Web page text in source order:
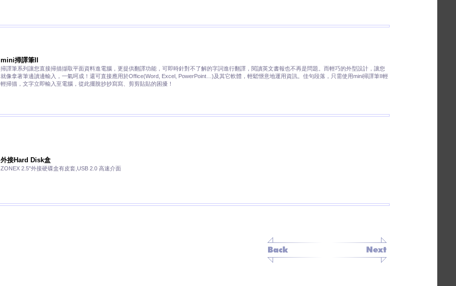
mini掃譯筆II
掃譯筆系列讓您直接掃描擷取平面資料進電腦，更提供翻譯功能，可即時針對不了解的字詞進行翻譯，閱讀英文書報也不再是問題。而輕巧的外型設計，讓您
就像拿著筆邊讀邊輸入，一氣呵成！還可直接應用於Office(Word, Excel, PowerPoint…)及其它軟體，輕鬆愜意地運用資訊。佳句段落，只需使用mini掃譯筆II輕
輕掃描，文字立即輸入至電腦，從此擺脫抄抄寫寫、剪剪貼貼的困擾！
外接Hard Disk盒
ZONEX 2.5"外接硬碟盒有皮套,USB 2.0 高速介面